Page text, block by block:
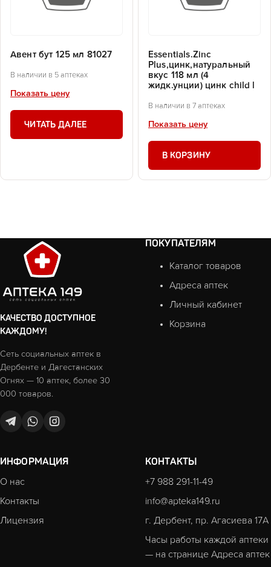
Авент бут 125 мл 81027
В наличии в 5 аптеках
Показать цену
ЧИТАТЬ ДАЛЕЕ
Essentials.Zinc
Plus,цинк,натуральный
вкус 118 мл (4
жидк.унции) цинк child l
В наличии в 7 аптеках
Показать цену
В КОРЗИНУ
КАЧЕСТВО ДОСТУПНОЕ
КАЖДОМУ!
Сеть социальных аптек в
Дербенте и Дагестанских
Огнях — 10 аптек, более 30
000 товаров.
ПОКУПАТЕЛЯМ
Каталог товаров
Адреса аптек
Личный кабинет
Корзина
ИНФОРМАЦИЯ
О нас
Контакты
Лицензия
КОНТАКТЫ
+7 988 291-11-49
info@apteka149.ru
г. Дербент, пр. Агасиева 17А
Часы работы каждой аптеки
— на странице Адреса аптек